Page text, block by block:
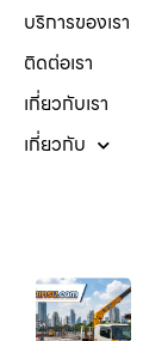
บริการของเรา
ติดต่อเรา
เกี่ยวกับเรา
เกี่ยวกับ